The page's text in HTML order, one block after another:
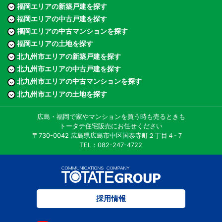
福岡エリアの新築戸建を探す
福岡エリアの中古戸建を探す
福岡エリアの中古マンションを探す
福岡エリアの土地を探す
北九州市エリアの新築戸建を探す
北九州市エリアの中古戸建を探す
北九州市エリアの中古マンションを探す
北九州市エリアの土地を探す
広島・福岡で家やマンションを買う時も売るときも
トータテ住宅販売にお任せください
〒730-0042 広島県広島市中区国泰寺町２丁目４-７
TEL：082-247-4722
採用情報